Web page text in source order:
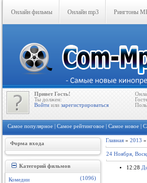
Онлайн фильмы Онлайн mp3 Рингтоны
Привет Гость!
Ты должен:
Войти или зарегистрироваться
Самое популярное Самое рейтинговое Самое новое
Форма входа
Категорий фильмов
Комедии
(1096)
Главная » 2013 »
24 Ноября,
12:28